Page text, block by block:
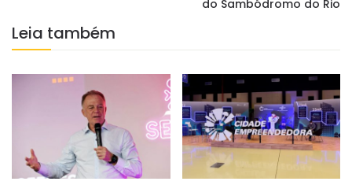
do Sambódromo do Rio
Leia também